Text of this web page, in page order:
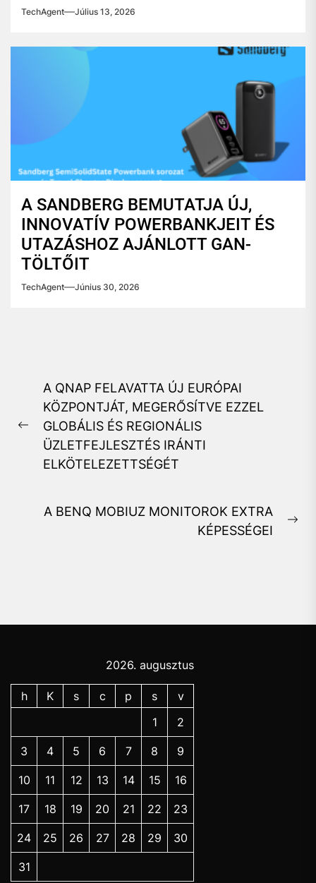
TechAgent Július 13, 2026
A SANDBERG BEMUTATJA ÚJ,
INNOVATÍV POWERBANKJEIT ÉS
UTAZÁSHOZ AJÁNLOTT GAN-
TÖLTŐIT
TechAgent Június 30, 2026
navigáció
Previous
post:
A QNAP FELAVATTA ÚJ EURÓPAI
KÖZPONTJÁT, MEGERŐSÍTVE EZZEL
GLOBÁLIS ÉS REGIONÁLIS
ÜZLETFEJLESZTÉS IRÁNTI
ELKÖTELEZETTSÉGÉT
A BENQ MOBIUZ MONITOROK EXTRA
KÉPESSÉGEI
2026. augusztus
h K s c p s
v
1
2
3 4 5 6 7 8 9
10 11 12 13 14 15 16
17 18 19 20 21 22 23
24 25 26 27 28 29 30
31